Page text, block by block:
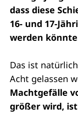
dass diese
16- und 17-
werden
Das ist
Acht gelassen
Machtgefälle
größer wird,